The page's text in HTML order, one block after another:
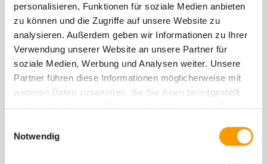
personalisieren, Funktionen für soziale Medien anbieten
zu können und die Zugriffe auf unsere Website zu
analysieren. Außerdem geben wir Informationen zu Ihrer
Verwendung unserer Website an unsere Partner für
soziale Medien, Werbung und Analysen weiter. Unsere
Partner führen diese Informationen möglicherweise mit
weiteren Daten zusammen, die Sie ihnen bereitgestellt
Cookies, wenn Sie unsere Webseite weiterhin nutzen.
Notwendig
Bitte rechnen Sie 5 plus 2.
Pflichtfeld
Name*